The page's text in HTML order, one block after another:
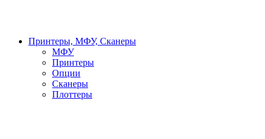
Принтеры, МФУ, Сканеры
МФУ
Принтеры
Опции
Сканеры
Плоттеры